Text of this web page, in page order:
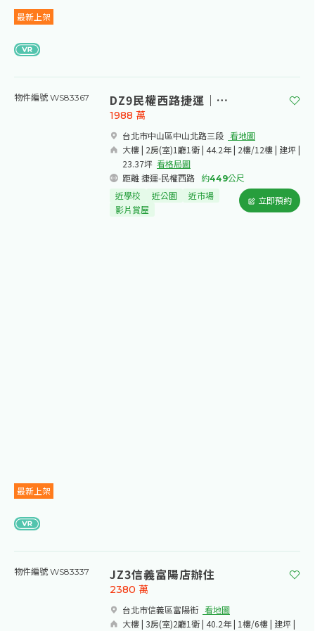
最新上架
物件編號 WS83367
最新上架
DZ9民權西路捷運｜方正兩房
台北市中山區中山北路三段​ 看地圖
大樓 | 2房(室)1廳1衛 | 44.2年 | 2樓/12樓 | 建坪 |
23.37坪 看格局圖
距離 捷運-民權西路
約449公尺
1988 萬
近學校 近公園
近市場
影片賞屋
立即預約
物件編號 WS83337 JZ3信義富陽店辦住
台北市信義區富陽街​ 看地圖
大樓 | 3房(室)2廳1衛 | 40.2年 | 1樓/6樓 | 建坪 |
2380 萬